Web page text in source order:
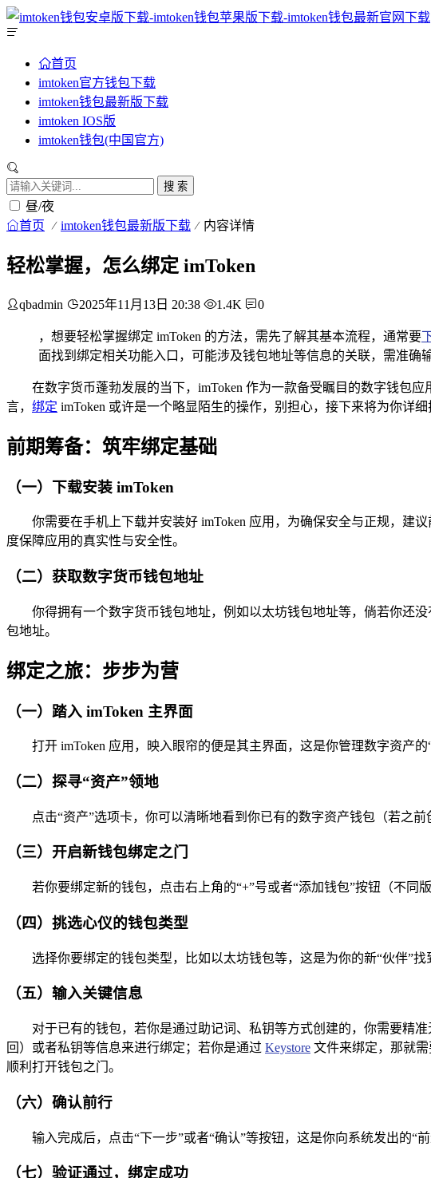
首页
imtoken官方钱包下载
imtoken钱包最新版下载
imtoken IOS版
imtoken钱包(中国官方)
搜 索
昼/夜
首页 imtoken钱包最新版下载 内容详情
轻松掌握，怎么绑定 imToken
qbadmin 2025年11月13日 20:38 1.4K 0
，想要轻松掌握绑定 imToken 的方法，需先了解其基本流程，通常要
面找到绑定相关功能入口，可能涉及钱包地址等信息的关联，需准确
在数字货币蓬勃发展的当下，imToken 作为一款备受瞩目的数字钱包
言， 绑定 imToken 或许是一个略显陌生的操作，别担心，接下来将为你详
前期筹备：筑牢绑定基础
（一）下载安装 imToken
你需要在手机上下载并安装好 imToken 应用，为确保安全与正规，建
度保障应用的真实性与安全性。
（二）获取数字货币钱包地址
你得拥有一个数字货币钱包地址，例如以太坊钱包地址等，倘若你还
包地址。
绑定之旅：步步为营
（一）踏入 imToken 主界面
打开 imToken 应用，映入眼帘的便是其主界面，这是你管理数字资产的
（二）探寻“资产”领地
点击“资产”选项卡，你可以清晰地看到你已有的数字资产钱包（若之
（三）开启新钱包绑定之门
若你要绑定新的钱包，点击右上角的“+”号或者“添加钱包”按钮（不同
（四）挑选心仪的钱包类型
选择你要绑定的钱包类型，比如以太坊钱包等，这是为你的新“伙伴”找
（五）输入关键信息
对于已有的钱包，若你是通过助记词、私钥等方式创建的，你需要精
回）或者私钥等信息来进行绑定；若你是通过 Keystore 文件来绑定，那就
顺利打开钱包之门。
（六）确认前行
输入完成后，点击“下一步”或者“确认”等按钮，这是你向系统发出的“
（七）验证通过，绑定成功